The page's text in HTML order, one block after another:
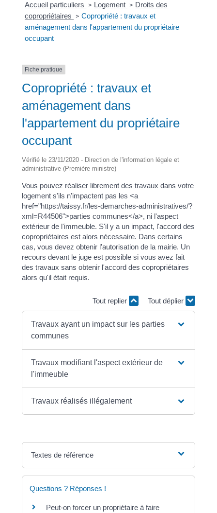
Accueil particuliers > Logement > Droits des
copropriétaires
> Copropriété : travaux et
aménagement dans l'appartement du propriétaire
occupant
Fiche pratique
Copropriété : travaux et
aménagement dans
l'appartement du propriétaire
occupant
Vérifié le 23/11/2020 - Direction de l'information légale et
administrative (Première ministre)
Vous pouvez réaliser librement des travaux dans votre
logement s'ils n'impactent pas les <a
href="https://taissy.fr/les-demarches-administratives/?
xml=R44506">parties communes</a>, ni l'aspect
extérieur de l'immeuble. S'il y a un impact, l'accord des
copropriétaires est alors nécessaire. Dans certains
cas, vous devez obtenir l'autorisation de la mairie. Un
recours devant le juge est possible si vous avez fait
des travaux sans obtenir l'accord des copropriétaires
alors qu'il était requis.
Tout replier Tout déplier
Travaux ayant un impact sur les parties
communes
Travaux modifiant l'aspect extérieur de
l'immeuble
Travaux réalisés illégalement
Textes de référence
Questions ? Réponses !
Peut-on forcer un propriétaire à faire